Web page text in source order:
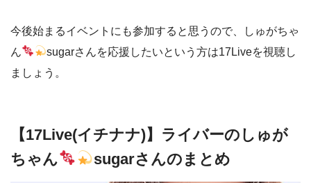
今後始まるイベントにも参加すると思うので、しゅがちゃ
ん
sugarさんを応援したいという方は17Liveを視聴し
ましょう。
【17Live(イチナナ)】ライバーのしゅが
ちゃん
sugarさんのまとめ